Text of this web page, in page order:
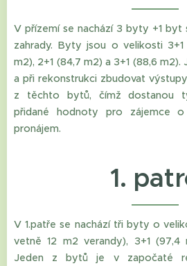
V přízemí se nachází 3 byty +1 byt
zahrady. Byty jsou o velikosti 3+1
m2), 2+1 (84,7 m2) a 3+1 (88,6
a při rekonstrukci zbudovat
z těchto bytů, čímž dostanou
přidané hodnoty pro zájemce
pronájem.
1.
V 1.patře se nachází tři byty o
vetně 12 m2 verandy), 3+1 (97,4
Jeden z bytů je v započaté